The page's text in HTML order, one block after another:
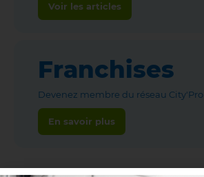
Voir les articles
Franchises
Devenez membre du réseau City'Pro
En savoir plus